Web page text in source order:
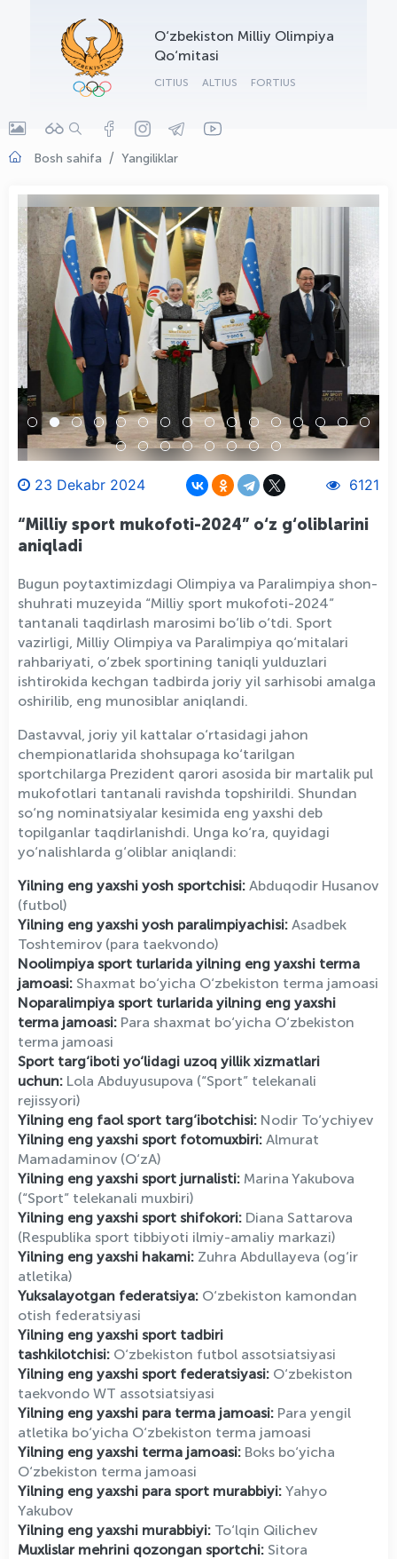
O‘zbekiston Milliy Olimpiya
Qo‘mitasi
CITIUS ALTIUS FORTIUS
Bosh sahifa Yangiliklar
23 Dekabr 2024 6121
“Milliy sport mukofoti-2024” o‘z g‘oliblarini
aniqladi
Bugun poytaxtimizdagi Olimpiya va Paralimpiya shon-
shuhrati muzeyida “Milliy sport mukofoti-2024”
tantanali taqdirlash marosimi bo‘lib o‘tdi. Sport
vazirligi, Milliy Olimpiya va Paralimpiya qo‘mitalari
rahbariyati, o‘zbek sportining taniqli yulduzlari
ishtirokida kechgan tadbirda joriy yil sarhisobi amalga
oshirilib, eng munosiblar aniqlandi.
Dastavval, joriy yil kattalar o‘rtasidagi jahon
chempionatlarida shohsupaga ko‘tarilgan
sportchilarga Prezident qarori asosida bir martalik pul
mukofotlari tantanali ravishda topshirildi. Shundan
so‘ng nominatsiyalar kesimida eng yaxshi deb
topilganlar taqdirlanishdi. Unga ko‘ra, quyidagi
yo‘nalishlarda g‘oliblar aniqlandi:
Yilning eng yaxshi yosh sportchisi: Abduqodir Husanov
(futbol)
Yilning eng yaxshi yosh paralimpiyachisi: Asadbek
Toshtemirov (para taekvondo)
Noolimpiya sport turlarida yilning eng yaxshi terma
jamoasi: Shaxmat bo‘yicha O‘zbekiston terma jamoasi
Noparalimpiya sport turlarida yilning eng yaxshi
terma jamoasi: Para shaxmat bo‘yicha O‘zbekiston
terma jamoasi
Sport targ‘iboti yo‘lidagi uzoq yillik xizmatlari
uchun: Lola Abduyusupova (“Sport” telekanali
rejissyori)
Yilning eng faol sport targ‘ibotchisi: Nodir To‘ychiyev
Yilning eng yaxshi sport fotomuxbiri: Almurat
Mamadaminov (O‘zA)
Yilning eng yaxshi sport jurnalisti: Marina Yakubova
(“Sport” telekanali muxbiri)
Yilning eng yaxshi sport shifokori: Diana Sattarova
(Respublika sport tibbiyoti ilmiy-amaliy markazi)
Yilning eng yaxshi hakami: Zuhra Abdullayeva (og‘ir
atletika)
Yuksalayotgan federatsiya: O‘zbekiston kamondan
otish federatsiyasi
Yilning eng yaxshi sport tadbiri
tashkilotchisi: O‘zbekiston futbol assotsiatsiyasi
Yilning eng yaxshi sport federatsiyasi: O‘zbekiston
taekvondo WT assotsiatsiyasi
Yilning eng yaxshi para terma jamoasi: Para yengil
atletika bo‘yicha O‘zbekiston terma jamoasi
Yilning eng yaxshi terma jamoasi: Boks bo‘yicha
O‘zbekiston terma jamoasi
Yilning eng yaxshi para sport murabbiyi: Yahyo
Yakubov
Yilning eng yaxshi murabbiyi: To‘lqin Qilichev
Muxlislar mehrini qozongan sportchi: Sitora
OLYMPCHIK AI - yordamchi
Onlayn · olympic.uz